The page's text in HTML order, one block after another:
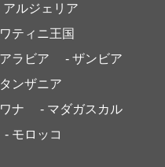
アルジェリア
ティニ王国
ラビア
- ザンビア
ンザニア
ナ
- マダガスカル
- モロッコ